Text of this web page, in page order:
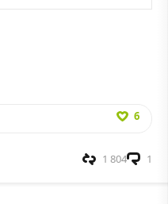
6
1
1 804